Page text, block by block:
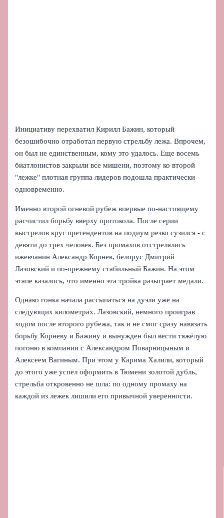
Инициативу перехватил Кирилл Бажин, который
безошибочно отработал первую стрельбу лежа. Впрочем,
он был не единственным, кому это удалось. Еще восемь
биатлонистов закрыли все мишени, поэтому ко второй
"лежке" плотная группа лидеров подошла практически
одновременно.
Именно второй огневой рубеж впервые по‑настоящему
расчистил борьбу вверху протокола. После серии
выстрелов круг претендентов на подиум резко сузился - с
девяти до трех человек. Без промахов отстрелялись
ижевчанин Александр Корнев, белорус Дмитрий
Лазовский и по‑прежнему стабильный Бажин. На этом
этапе казалось, что именно эта тройка разыграет медали.
Однако гонка начала рассыпаться на дуэли уже на
следующих километрах. Лазовский, немного проиграв
ходом после второго рубежа, так и не смог сразу навязать
борьбу Корневу и Бажину и вынужден был вести тяжёлую
погоню в компании с Александром Поварницыным и
Алексеем Вагиным. При этом у Карима Халили, который
до этого уже успел оформить в Тюмени золотой дубль,
стрельба откровенно не шла: по одному промаху на
каждой из лежек лишили его привычной уверенности.